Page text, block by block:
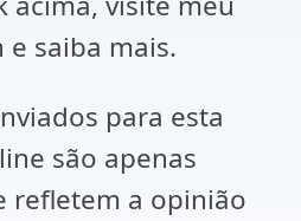
e saiba mais.
para esta
são apenas
refletem a opinião